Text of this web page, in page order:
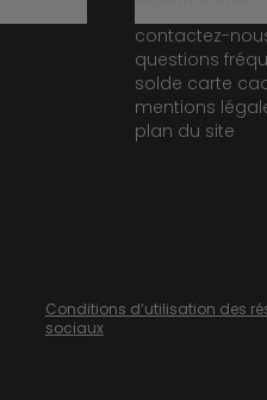
contactez-
questions
solde carte
mentions
plan du site
Conditions d’utilisation des
sociaux